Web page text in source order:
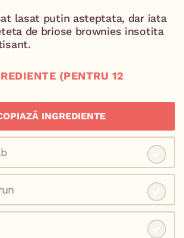
lasat putin asteptata, dar iata
de briose brownies insotita
(PENTRU 12
INGREDIENTE